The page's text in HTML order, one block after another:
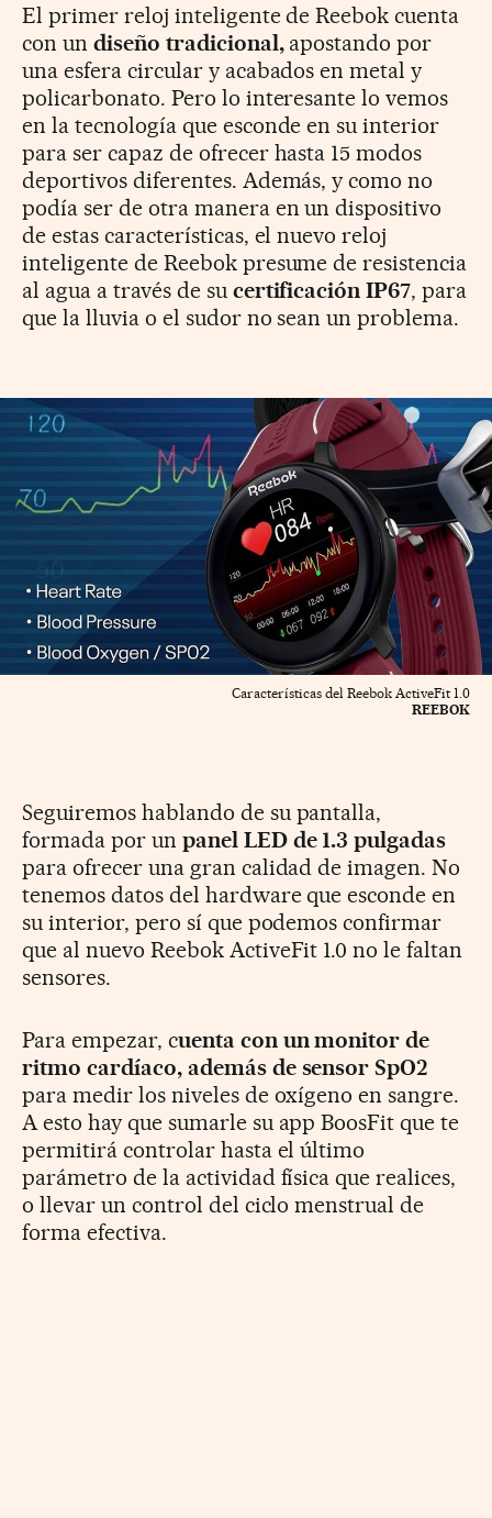
El primer reloj inteligente de Reebok cuenta
con un diseño tradicional,apostando por
una esfera circular y acabados en metal y
policarbonato. Pero lo interesante lo vemos
en la tecnología que esconde en su interior
para ser capaz de ofrecer hasta 15 modos
deportivos diferentes. Además, y como no
podía ser de otra manera en un dispositivo
de estas características, el nuevo reloj
inteligente de Reebok presume de resistencia
al agua a través de su certificación IP67, para
que la lluvia o el sudor no sean un problema.
Características del Reebok ActiveFit 1.0
REEBOK
Seguiremos hablando de su pantalla,
formada por un panel LED de 1.3 pulgadas
para ofrecer una gran calidad de imagen. No
tenemos datos del hardware que esconde en
su interior, pero sí que podemos confirmar
que al nuevo Reebok ActiveFit 1.0 no le faltan
sensores.
Para empezar, cuenta con un monitor de
ritmo cardíaco, además de sensor SpO2
para medir los niveles de oxígeno en sangre.
A esto hay que sumarle su app BoosFit que te
permitirá controlar hasta el último
parámetro de la actividad física que realices,
o llevar un control del ciclo menstrual de
forma efectiva.